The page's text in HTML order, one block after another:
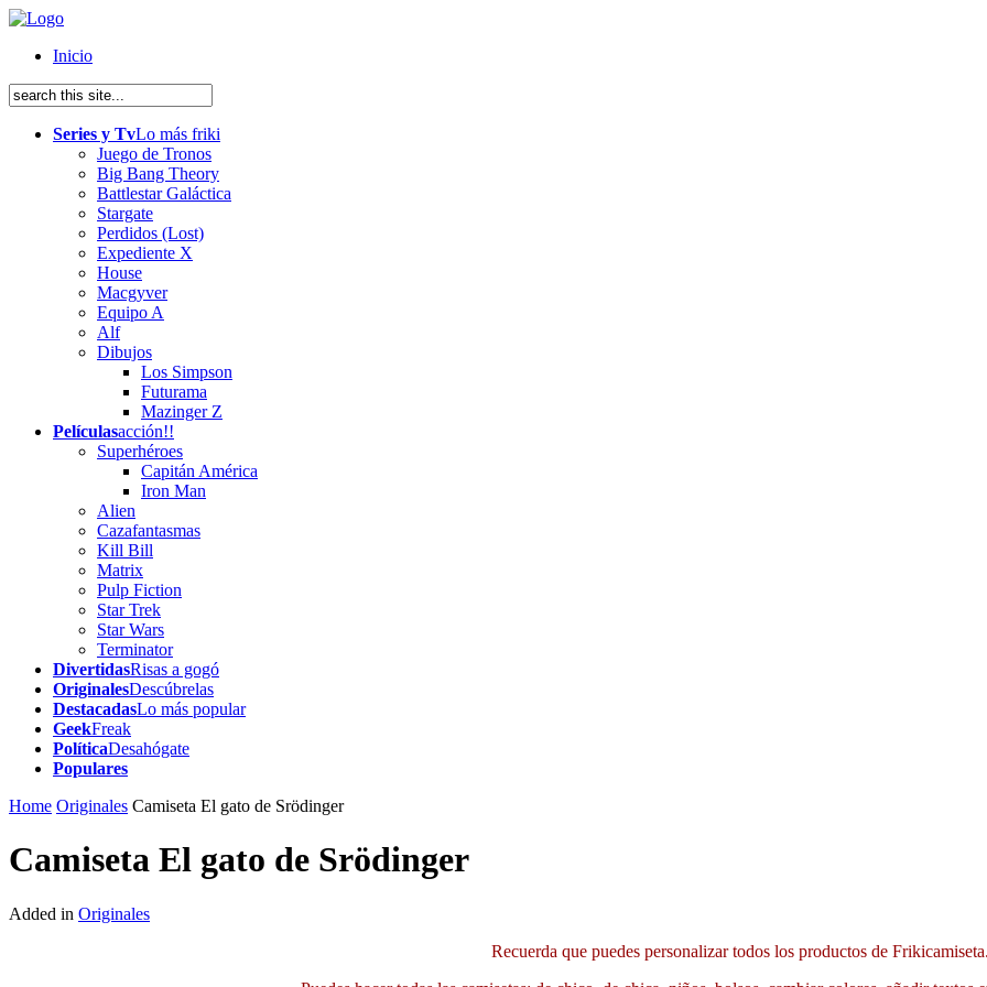
Inicio
Series y TvLo más friki
Juego de Tronos
Big Bang Theory
Battlestar Galáctica
Stargate
Perdidos (Lost)
Expediente X
House
Macgyver
Equipo A
Alf
Dibujos
Los Simpson
Futurama
Mazinger Z
Películasacción!!
Superhéroes
Capitán América
Iron Man
Alien
Cazafantasmas
Kill Bill
Matrix
Pulp Fiction
Star Trek
Star Wars
Terminator
DivertidasRisas a gogó
OriginalesDescúbrelas
DestacadasLo más popular
GeekFreak
PolíticaDesahógate
Populares
Home Originales Camiseta El gato de Srödinger
Camiseta El gato de Srödinger
Added in Originales
Recuerda que puedes personalizar todos los productos de